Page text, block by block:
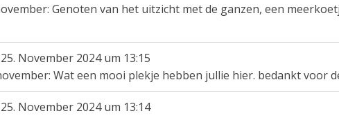
Genoten van het uitzicht met de ganzen, een
25. November 2024 um 13:15
Wat een mooi plekje hebben jullie hier. bedankt voor
25. November 2024 um 13:14